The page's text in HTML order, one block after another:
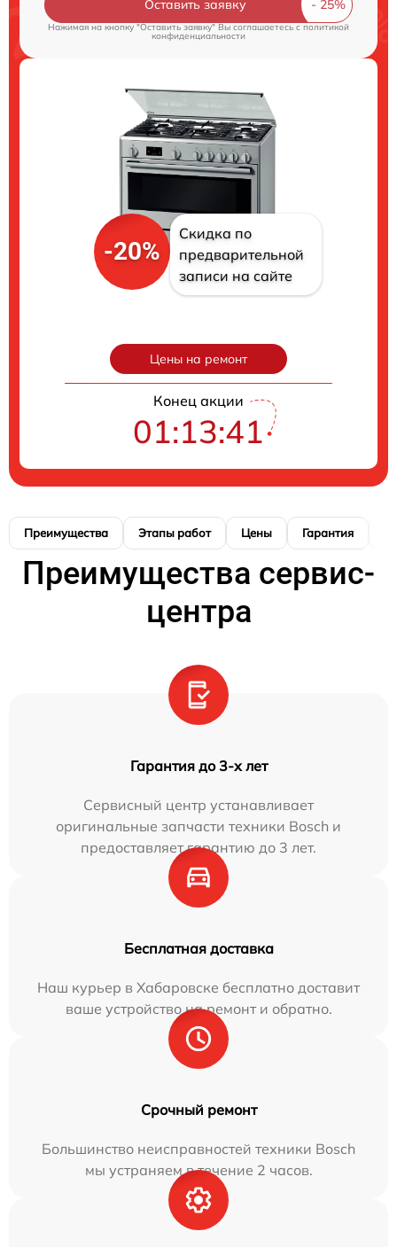
Оставить заявку
Нажимая на кнопку "Оставить заявку" Вы соглашаетесь cполитикой
конфиденциальности
-20%
Скидка по
предварительной
записи на сайте
Цены на ремонт
Конец акции
01:13:40
Преимущества Этапы работ Цены Гарантия
Преимущества сервис-
центра
Гарантия до 3-х лет
Сервисный центр устанавливает
оригинальные запчасти техники Bosch и
предоставляет гарантию до 3 лет.
Бесплатная доставка
Наш курьер в Хабаровске бесплатно доставит
ваше устройство на ремонт и обратно.
Срочный ремонт
Большинство неисправностей техники Bosch
мы устраняем в течение 2 часов.